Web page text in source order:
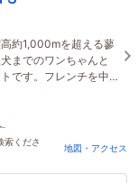
約1,000mを超える蓼
までのワンちゃんと
です。フレンチを中
犬と蓼科の景色を満
索くださ
地図・アクセス